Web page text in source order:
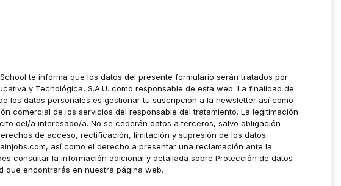
te informa que los datos del presente formulario serán tratados por
y Tecnológica, S.A.U. como responsable de esta web. La finalidad de
los datos personales es gestionar tu suscripción a la newsletter así como
comercial de los servicios del responsable del tratamiento. La legitimación
del/a interesado/a. No se cederán datos a terceros, salvo obligación
de acceso, rectificación, limitación y supresión de los datos
, así como el derecho a presentar una reclamación ante la
consultar la información adicional y detallada sobre Protección de datos
que encontrarás en nuestra página web.